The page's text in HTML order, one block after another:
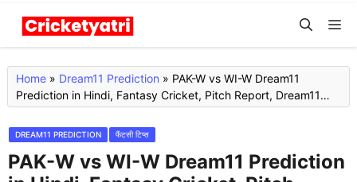
Skip
content
Home » Dream11 Prediction » PAK-W vs WI-W Dream11
Prediction in Hindi, Fantasy Cricket, Pitch Report, Dream11
Team, 3rd T20 Match, Pakistan Women vs West Indies Women
T20I
DREAM11 PREDICTION फैंटसी टिप्स
PAK-W vs WI-W Dream11 Prediction